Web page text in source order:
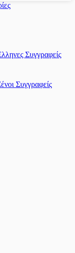
Συγγραφείς
Συγγραφείς